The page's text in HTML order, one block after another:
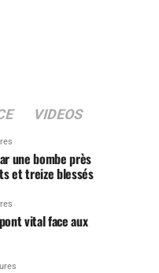
VIDEOS
une bombe près
et treize blessés
vital face aux